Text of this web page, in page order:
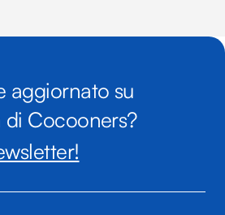
aggiornato su
Cocooners?